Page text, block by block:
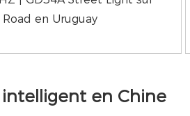
en Uruguay
en Chine